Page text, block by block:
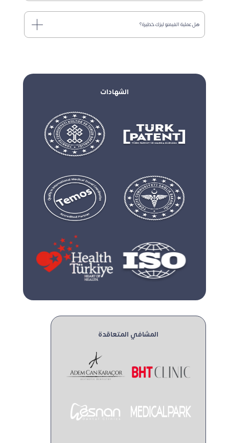
هل عملية الفيمتو ليزك خطيرة؟
المشافي المتعاقدة
الشهادات